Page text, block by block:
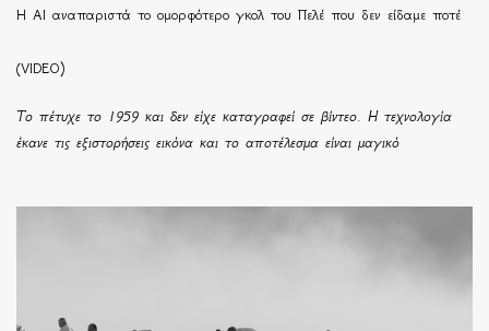
Η ΑΙ αναπαριστά το ομορφότερο γκολ του Πελέ που δεν είδαμε ποτέ
(VIDEO)
Το πέτυχε το 1959 και δεν είχε καταγραφεί σε βίντεο. Η τεχνολογία
έκανε τις εξιστορήσεις εικόνα και το αποτέλεσμα είναι μαγικό